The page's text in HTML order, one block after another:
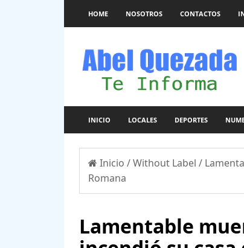
HOME NOSOTROS CONTACTOS
INICIO LOCALES DEPORTES
Inicio /Without Label /
Romana
Lamentable